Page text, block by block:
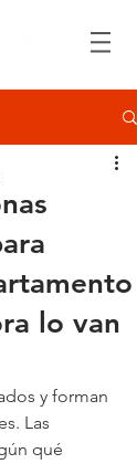
lo van
y forman
Las
qué